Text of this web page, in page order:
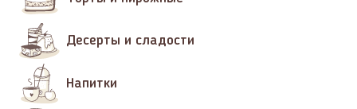
Десерты и сладости
Напитки